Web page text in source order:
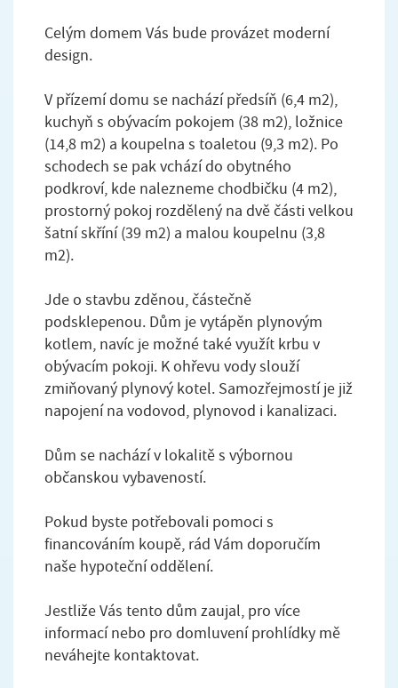
Celým domem Vás bude provázet moderní
design.
V přízemí domu se nachází předsíň (6,4 m2),
kuchyň s obývacím pokojem (38 m2), ložnice
(14,8 m2) a koupelna s toaletou (9,3 m2). Po
schodech se pak vchází do obytného
podkroví, kde nalezneme chodbičku (4 m2),
prostorný pokoj rozdělený na dvě části velkou
šatní skříní (39 m2) a malou koupelnu (3,8
m2).
Jde o stavbu zděnou, částečně
podsklepenou. Dům je vytápěn plynovým
kotlem, navíc je možné také využít krbu v
obývacím pokoji. K ohřevu vody slouží
zmiňovaný plynový kotel. Samozřejmostí je již
napojení na vodovod, plynovod i kanalizaci.
Dům se nachází v lokalitě s výbornou
občanskou vybaveností.
Pokud byste potřebovali pomoci s
financováním koupě, rád Vám doporučím
naše hypoteční oddělení.
Jestliže Vás tento dům zaujal, pro více
informací nebo pro domluvení prohlídky mě
neváhejte kontaktovat.